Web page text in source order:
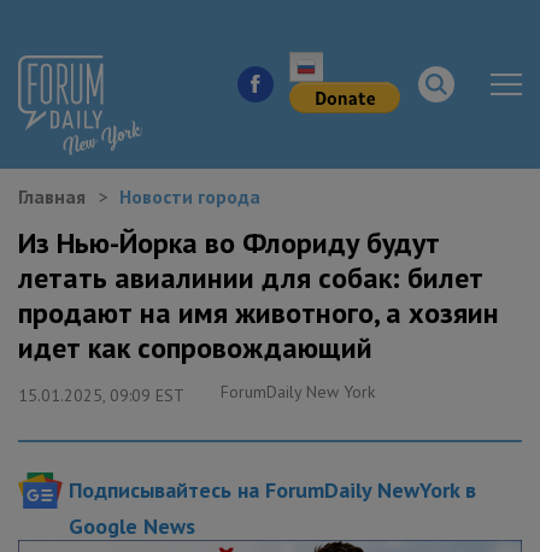
КУДА ПОЙТИ В ГОРОДЕ
ЗДОРОВЬЕ
РАБОТА И БИЗНЕС
ОБРАЗОВАНИЕ
Главная Новости города
Из Нью-Йорка во Флориду будут
летать авиалинии для собак: билет
продают на имя животного, а хозяин
идет как сопровождающий
15.01.2025, 09:09 EST ForumDaily New York
Подписывайтесь на ForumDaily NewYork в
Google News